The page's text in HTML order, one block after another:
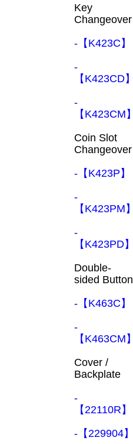
Key
Changeover
-【K423C】
-
【K423CD】
-
【K423CM】
Coin Slot
Changeover
-【K423P】
-
【K423PM】
-
【K423PD】
Double-
sided Button
-【K463C】
-
【K463CM】
Cover /
Backplate
-
【22110R】
-【229904】